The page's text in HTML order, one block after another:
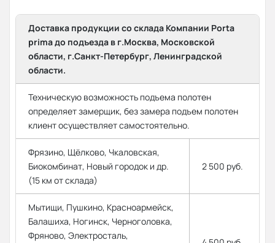
Доставка продукции со склада Компании Porta
prima до подъезда в г.Москва, Московской
области, г.Санкт-Петербург, Ленинградской
области.
Техническую возможность подъема полотен
определяет замерщик, без замера подъем полотен
клиент осуществляет самостоятельно.
Фрязино, Щёлково, Чкаловская,
Биокомбинат, Новый городок и др.
(15 км от склада)
2 500 руб.
Мытищи, Пушкино, Красноармейск,
Балашиха, Ногинск, Черноголовка,
Фряново, Электросталь,